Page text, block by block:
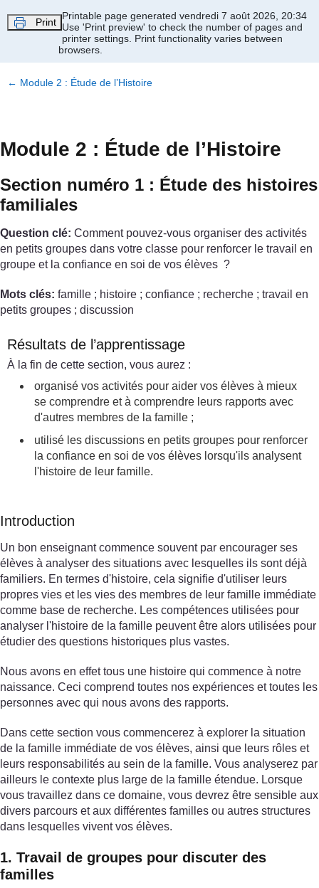
Print
Printable page generated vendredi 7 août 2026, 20:34
Use 'Print preview' to check the number of pages and
printer settings. Print functionality varies between
browsers.
← Module 2 : Étude de l’Histoire
Module 2 : Étude de l’Histoire
Section numéro 1 : Étude des histoires
familiales
Question clé: Comment pouvez-vous organiser des activités
en petits groupes dans votre classe pour renforcer le travail en
groupe et la confiance en soi de vos élèves ?
Mots clés: famille ; histoire ; confiance ; recherche ; travail en
petits groupes ; discussion
Résultats de l’apprentissage
À la fin de cette section, vous aurez :
organisé vos activités pour aider vos élèves à mieux
se comprendre et à comprendre leurs rapports avec
d'autres membres de la famille ;
utilisé les discussions en petits groupes pour renforcer
la confiance en soi de vos élèves lorsqu'ils analysent
l'histoire de leur famille.
Introduction
Un bon enseignant commence souvent par encourager ses
élèves à analyser des situations avec lesquelles ils sont déjà
familiers. En termes d'histoire, cela signifie d'utiliser leurs
propres vies et les vies des membres de leur famille immédiate
comme base de recherche. Les compétences utilisées pour
analyser l'histoire de la famille peuvent être alors utilisées pour
étudier des questions historiques plus vastes.
Nous avons en effet tous une histoire qui commence à notre
naissance. Ceci comprend toutes nos expériences et toutes les
personnes avec qui nous avons des rapports.
Dans cette section vous commencerez à explorer la situation
de la famille immédiate de vos élèves, ainsi que leurs rôles et
leurs responsabilités au sein de la famille. Vous analyserez par
ailleurs le contexte plus large de la famille étendue. Lorsque
vous travaillez dans ce domaine, vous devrez être sensible aux
divers parcours et aux différentes familles ou autres structures
dans lesquelles vivent vos élèves.
1. Travail de groupes pour discuter des
familles